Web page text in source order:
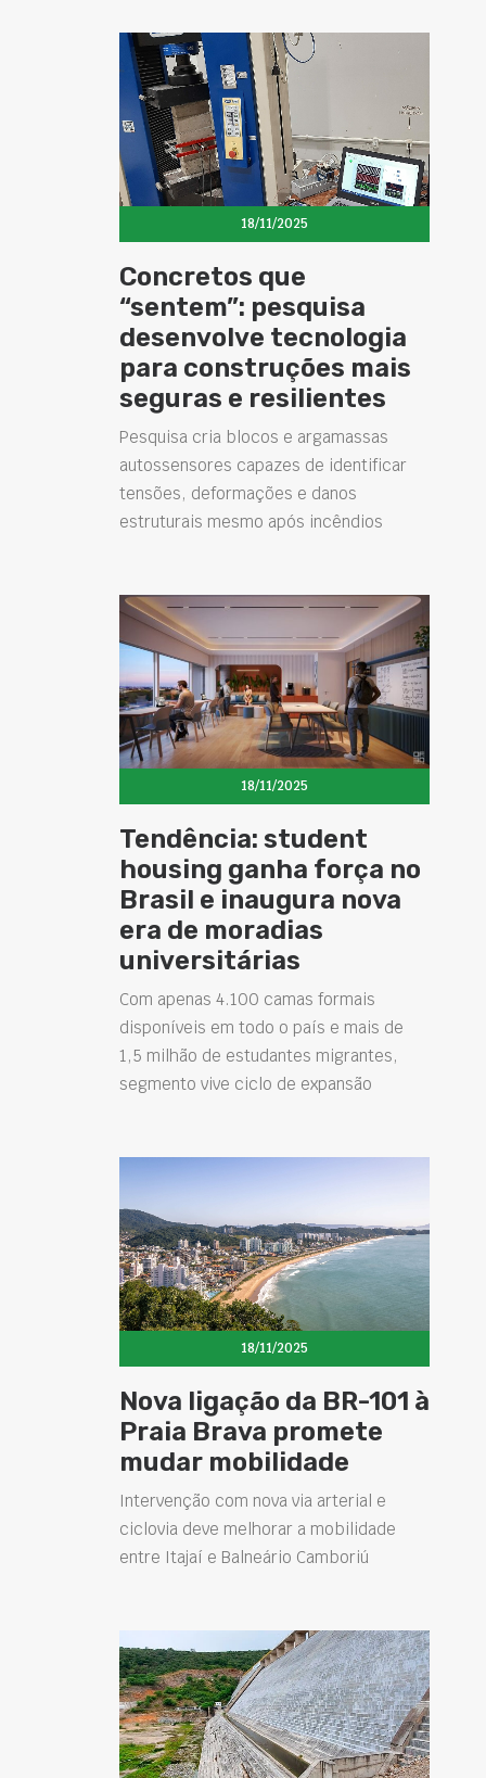
18/11/2025
Concretos que
“sentem”: pesquisa
desenvolve tecnologia
para construções mais
seguras e resilientes
Pesquisa cria blocos e argamassas
autossensores capazes de identificar
tensões, deformações e danos
estruturais mesmo após incêndios
18/11/2025
Tendência: student
housing ganha força no
Brasil e inaugura nova
era de moradias
universitárias
Com apenas 4.100 camas formais
disponíveis em todo o país e mais de
1,5 milhão de estudantes migrantes,
segmento vive ciclo de expansão
18/11/2025
Nova ligação da BR-101 à
Praia Brava promete
mudar mobilidade
Intervenção com nova via arterial e
ciclovia deve melhorar a mobilidade
entre Itajaí e Balneário Camboriú